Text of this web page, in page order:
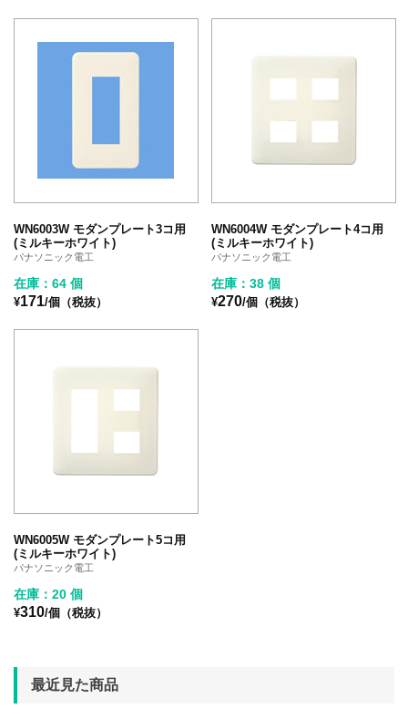
WN6003W モダンプレート3コ用
(ミルキーホワイト)
パナソニック電工
在庫：64 個
¥171/個（税抜）
WN6004W モダンプレート4コ用
(ミルキーホワイト)
パナソニック電工
在庫：38 個
¥270/個（税抜）
WN6005W モダンプレート5コ用
(ミルキーホワイト)
パナソニック電工
在庫：20 個
¥310/個（税抜）
最近見た商品